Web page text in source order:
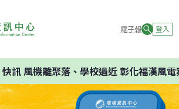
電子報 登入
快訊風機離聚落、學校過近 彰化福漢風電